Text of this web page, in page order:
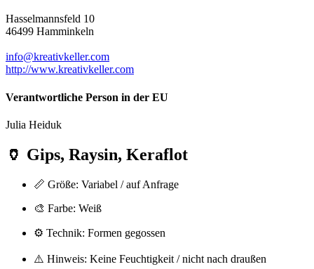
Hasselmannsfeld 10
46499 Hamminkeln
info@kreativkeller.com
http://www.kreativkeller.com
Verantwortliche Person in der EU
Julia Heiduk
🏺 Gips, Raysin, Keraflot
📏 Größe: Variabel / auf Anfrage
🎨 Farbe: Weiß
⚙️ Technik: Formen gegossen
⚠️ Hinweis: Keine Feuchtigkeit / nicht nach draußen